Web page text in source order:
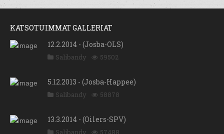
KATSOTUIMMAT GALLERIAT
12.2.2014 - (Josba-OLS)
Salibandy 59502
5.12.2013 - (Josba-Happee)
Salibandy 58878
13.3.2014 - (Oilers-SPV)
Salibandy 57488